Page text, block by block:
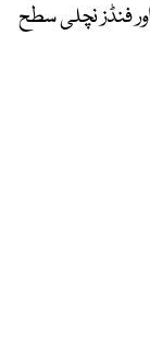
فنڈز نچلی سطح